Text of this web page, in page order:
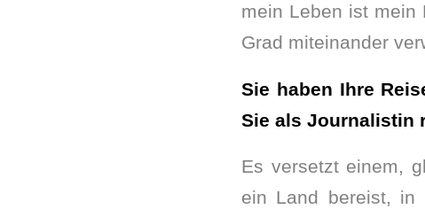
mein Leben ist mein
Grad miteinander
Sie haben Ihre
Sie als Journalistin
Es versetzt einem,
ein Land bereist, in